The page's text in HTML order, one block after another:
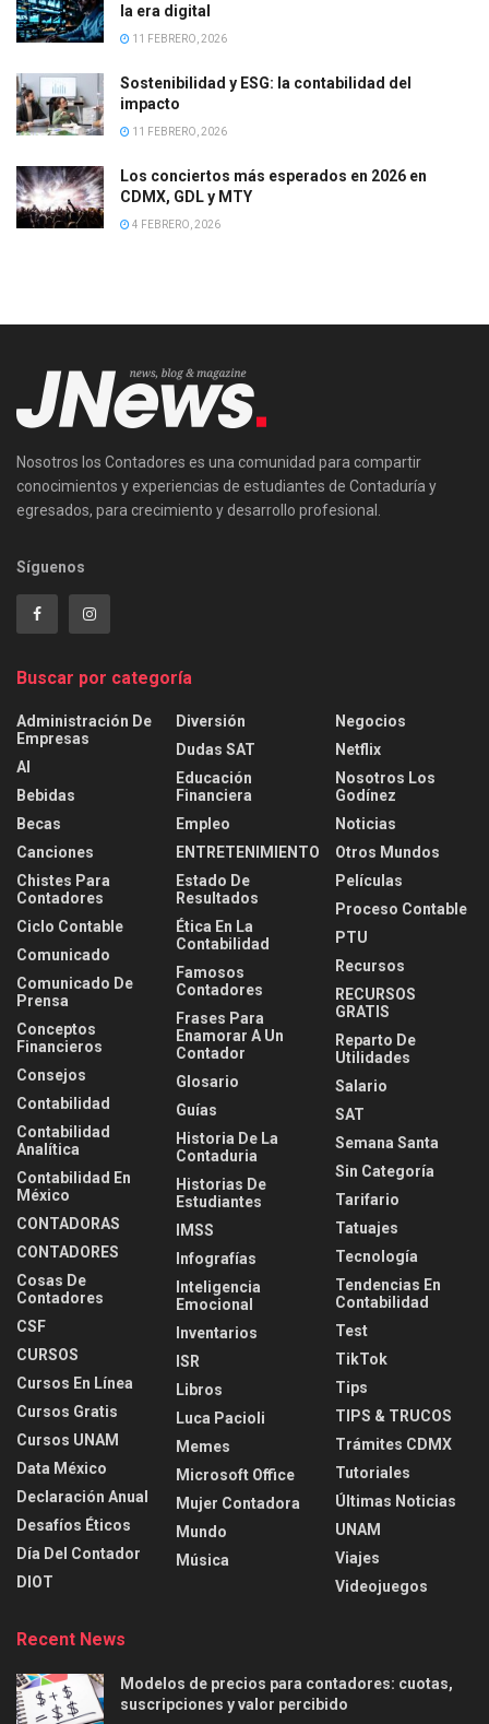
la era digital
11 FEBRERO, 2026
Sostenibilidad y ESG: la contabilidad del
impacto
11 FEBRERO, 2026
Los conciertos más esperados en 2026 en
CDMX, GDL y MTY
4 FEBRERO, 2026
Nosotros los Contadores es una comunidad para compartir
conocimientos y experiencias de estudiantes de Contaduría y
egresados, para crecimiento y desarrollo profesional.
Síguenos
Buscar por categoría
Administración De
Empresas
AI
Bebidas
Becas
Canciones
Chistes Para
Contadores
Ciclo Contable
Comunicado
Comunicado De
Prensa
Conceptos
Financieros
Consejos
Contabilidad
Contabilidad
Analítica
Contabilidad En
México
CONTADORAS
CONTADORES
Cosas De
Contadores
CSF
CURSOS
Cursos En Línea
Cursos Gratis
Cursos UNAM
Data México
Declaración Anual
Desafíos Éticos
Día Del Contador
DIOT
Diversión
Dudas SAT
Educación
Financiera
Empleo
ENTRETENIMIENTO
Estado De
Resultados
Ética En La
Contabilidad
Famosos
Contadores
Frases Para
Enamorar A Un
Contador
Glosario
Guías
Historia De La
Contaduria
Historias De
Estudiantes
IMSS
Infografías
Inteligencia
Emocional
Inventarios
ISR
Libros
Luca Pacioli
Memes
Microsoft Office
Mujer Contadora
Mundo
Música
Negocios
Netflix
Nosotros Los
Godínez
Noticias
Otros Mundos
Películas
Proceso Contable
PTU
Recursos
RECURSOS
GRATIS
Reparto De
Utilidades
Salario
SAT
Semana Santa
Sin Categoría
Tarifario
Tatuajes
Tecnología
Tendencias En
Contabilidad
Test
TikTok
Tips
TIPS & TRUCOS
Trámites CDMX
Tutoriales
Últimas Noticias
UNAM
Viajes
Videojuegos
Recent News
Modelos de precios para contadores: cuotas,
suscripciones y valor percibido